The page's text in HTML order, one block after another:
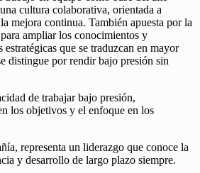
cultura colaborativa, orientada a
mejora continua. También apuesta por la
ampliar los conocimientos y
que se traduzcan en mayor
distingue por rendir bajo presión sin
de trabajar bajo presión,
los objetivos y el enfoque en los
representa un liderazgo que conoce la
y desarrollo de largo plazo siempre.